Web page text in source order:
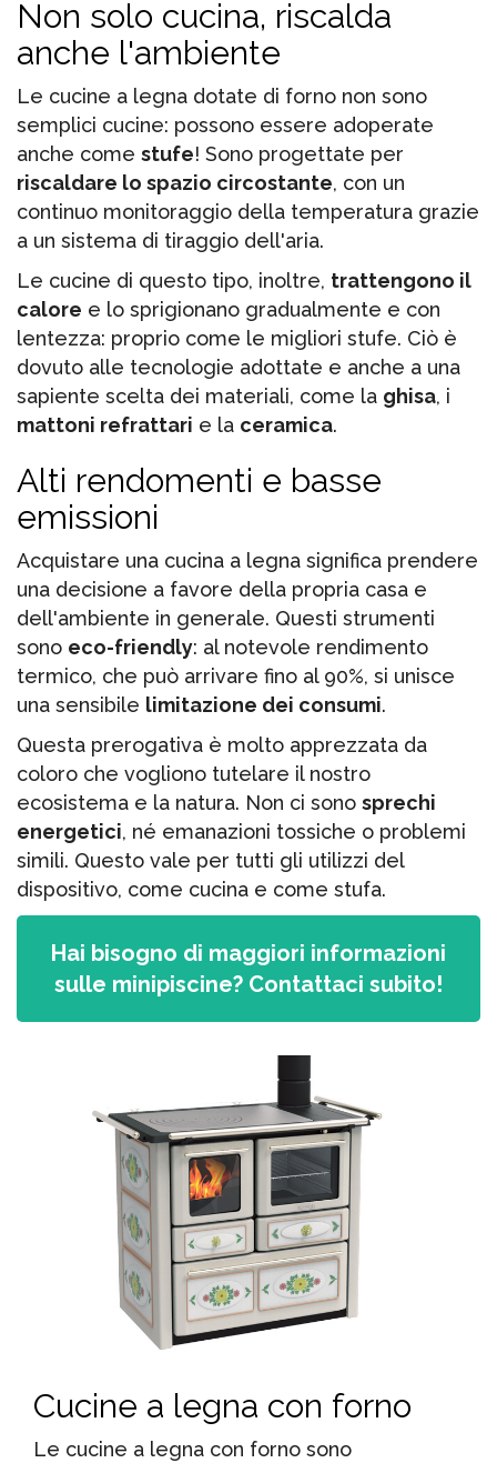
Non solo cucina, riscalda
anche l'ambiente
Le cucine a legna dotate di forno non sono
semplici cucine: possono essere adoperate
anche come stufe! Sono progettate per
riscaldare lo spazio circostante, con un
continuo monitoraggio della temperatura grazie
a un sistema di tiraggio dell'aria.
Le cucine di questo tipo, inoltre, trattengono il
calore e lo sprigionano gradualmente e con
lentezza: proprio come le migliori stufe. Ciò è
dovuto alle tecnologie adottate e anche a una
sapiente scelta dei materiali, come la ghisa, i
mattoni refrattari e la ceramica.
Alti rendomenti e basse
emissioni
Acquistare una cucina a legna significa prendere
una decisione a favore della propria casa e
dell'ambiente in generale. Questi strumenti
sono eco-friendly: al notevole rendimento
termico, che può arrivare fino al 90%, si unisce
una sensibile limitazione dei consumi.
Questa prerogativa è molto apprezzata da
coloro che vogliono tutelare il nostro
ecosistema e la natura. Non ci sono sprechi
energetici, né emanazioni tossiche o problemi
simili. Questo vale per tutti gli utilizzi del
dispositivo, come cucina e come stufa.
Hai bisogno di maggiori informazioni
sulle minipiscine? Contattaci subito!
Cucine a legna con forno
Le cucine a legna con forno sono